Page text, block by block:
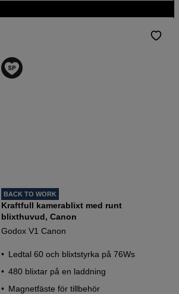
BACK TO WORK
Kraftfull kamerablixt med runt
blixthuvud, Canon
Godox V1 Canon
Ledtal 60 och blixtstyrka på 76Ws
480 blixtar på en laddning
Magnetfäste för tillbehör